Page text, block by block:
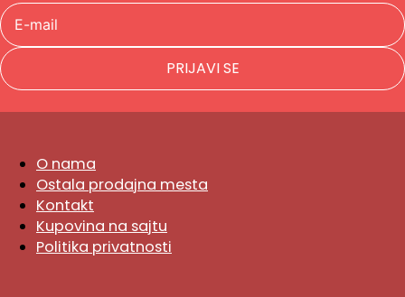
PRIJAVI SE
O nama
Ostala prodajna mesta
Kontakt
Kupovina na sajtu
Politika privatnosti